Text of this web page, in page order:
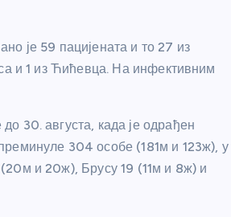
је 59 пацијената и то 27 из
и 1 из Ћићевца. На инфективним
30. августа, када је одрађен
304 особе (181м и 123ж), у
и 20ж), Брусу 19 (11м и 8ж) и